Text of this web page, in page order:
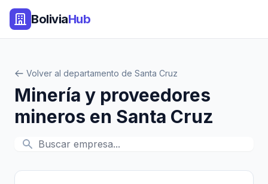
BoliviaHub
Volver al departamento de Santa Cruz
Minería y proveedores
mineros en Santa Cruz